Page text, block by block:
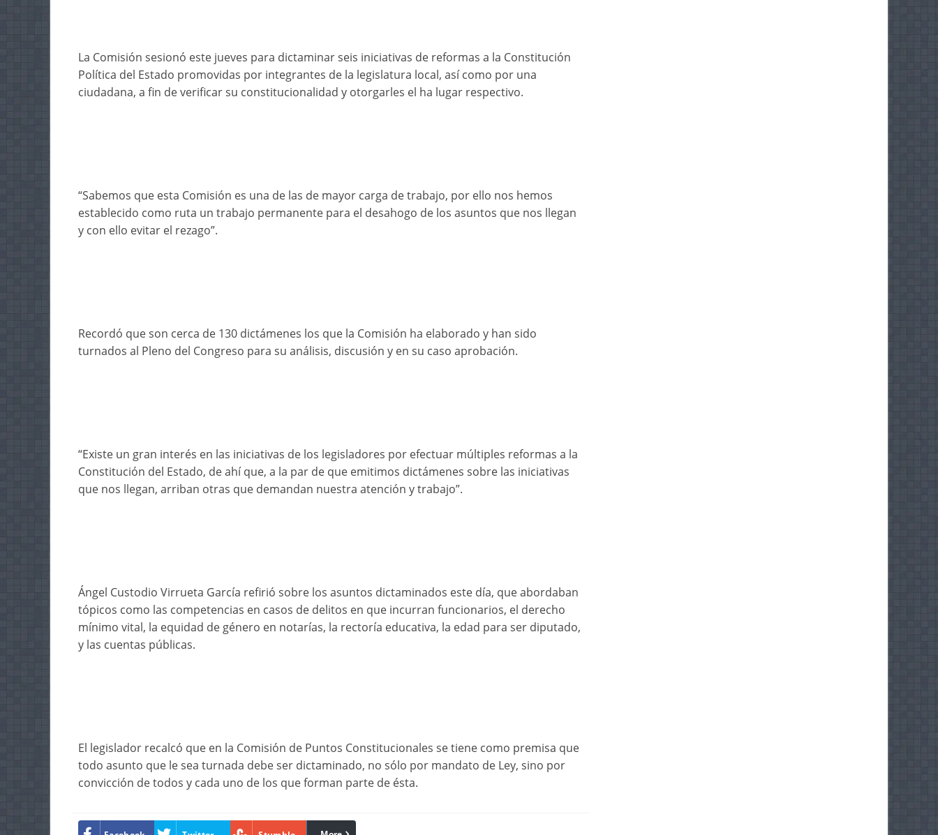
La Comisión sesionó este jueves para dictaminar seis iniciativas de reformas a la Constitución
Política del Estado promovidas por integrantes de la legislatura local, así como por una
ciudadana, a fin de verificar su constitucionalidad y otorgarles el ha lugar respectivo.
“Sabemos que esta Comisión es una de las de mayor carga de trabajo, por ello nos hemos
establecido como ruta un trabajo permanente para el desahogo de los asuntos que nos llegan
y con ello evitar el rezago”.
Recordó que son cerca de 130 dictámenes los que la Comisión ha elaborado y han sido
turnados al Pleno del Congreso para su análisis, discusión y en su caso aprobación.
“Existe un gran interés en las iniciativas de los legisladores por efectuar múltiples reformas a la
Constitución del Estado, de ahí que, a la par de que emitimos dictámenes sobre las iniciativas
que nos llegan, arriban otras que demandan nuestra atención y trabajo”.
Ángel Custodio Virrueta García refirió sobre los asuntos dictaminados este día, que abordaban
tópicos como las competencias en casos de delitos en que incurran funcionarios, el derecho
mínimo vital, la equidad de género en notarías, la rectoría educativa, la edad para ser diputado,
y las cuentas públicas.
El legislador recalcó que en la Comisión de Puntos Constitucionales se tiene como premisa que
todo asunto que le sea turnada debe ser dictaminado, no sólo por mandato de Ley, sino por
convicción de todos y cada uno de los que forman parte de ésta.